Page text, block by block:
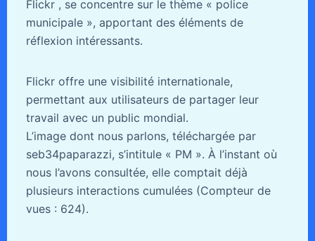
Flickr , se concentre sur le thème « police
municipale », apportant des éléments de
réflexion intéressants.
Flickr offre une visibilité internationale,
permettant aux utilisateurs de partager leur
travail avec un public mondial.
L’image dont nous parlons, téléchargée par
seb34paparazzi, s’intitule « PM ». À l’instant où
nous l’avons consultée, elle comptait déjà
plusieurs interactions cumulées (Compteur de
vues : 624).